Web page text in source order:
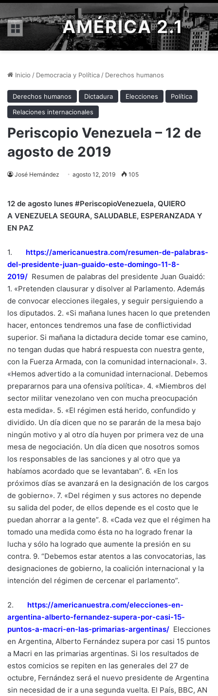
Menú AMÉRICA 2.1
Inicio / Democracia y Política / Derechos humanos
Derechos humanos Dictadura Elecciones
Política
Relaciones internacionales
Periscopio Venezuela – 12 de
agosto de 2019
José Hernández agosto 12, 2019 105
12 de agosto lunes #PeriscopioVenezuela, QUIERO
A VENEZUELA SEGURA, SALUDABLE, ESPERANZADA Y
EN PAZ
1. https://americanuestra.com/resumen-de-palabras-
del-presidente-juan-guaido-este-domingo-11-8-
2019/ Resumen de palabras del presidente Juan Guaidó:
1. «Pretenden clausurar y disolver al Parlamento. Además
de convocar elecciones ilegales, y seguir persiguiendo a
los diputados. 2. «Si mañana lunes hacen lo que pretenden
hacer, entonces tendremos una fase de conflictividad
superior. Si mañana la dictadura decide tomar ese camino,
no tengan dudas que habrá respuesta con nuestra gente,
con la Fuerza Armada, con la comunidad internacional». 3.
«Hemos advertido a la comunidad internacional. Debemos
prepararnos para una ofensiva política». 4. «Miembros del
sector militar venezolano ven con mucha preocupación
esta medida». 5. «El régimen está herido, confundido y
dividido. Un día dicen que no se pararán de la mesa bajo
ningún motivo y al otro día huyen por primera vez de una
mesa de negociación. Un día dicen que nosotros somos
los responsables de las sanciones y al otro que ya
habíamos acordado que se levantaban”. 6. «En los
próximos días se avanzará en la designación de los cargos
de gobierno». 7. «Del régimen y sus actores no depende
su salida del poder, de ellos depende es el costo que le
puedan ahorrar a la gente”. 8. «Cada vez que el régimen ha
tomado una medida como ésta no ha logrado frenar la
lucha y sólo ha logrado que aumente la presión en su
contra. 9. “Debemos estar atentos a las convocatorias, las
designaciones de gobierno, la coalición internacional y la
intención del régimen de cercenar el parlamento”.
2. https://americanuestra.com/elecciones-en-
argentina-alberto-fernandez-supera-por-casi-15-
puntos-a-macri-en-las-primarias-argentinas/ Elecciones
en Argentina, Alberto Fernández supera por casi 15 puntos
a Macri en las primarias argentinas. Si los resultados de
estos comicios se repiten en las generales del 27 de
octubre, Fernández será el nuevo presidente de Argentina
sin necesidad de ir a una segunda vuelta. El País, BBC, AN